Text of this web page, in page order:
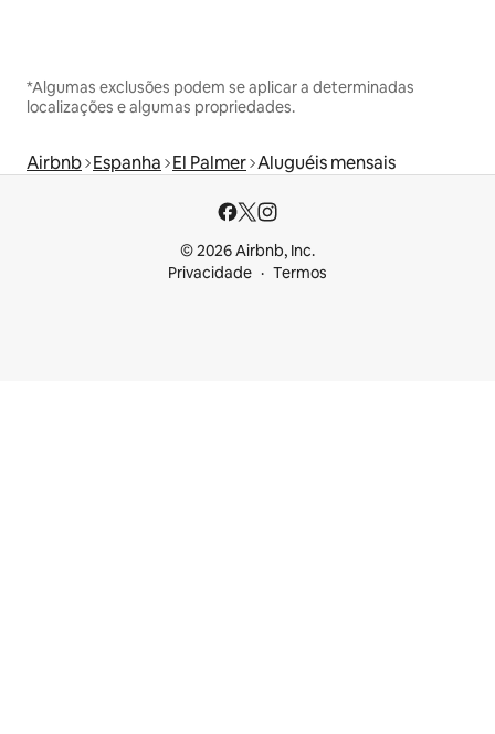
*Algumas exclusões podem se aplicar a determinadas
localizações e algumas propriedades.
Airbnb Espanha El Palmer Aluguéis mensais
© 2026 Airbnb, Inc.
Privacidade
Termos